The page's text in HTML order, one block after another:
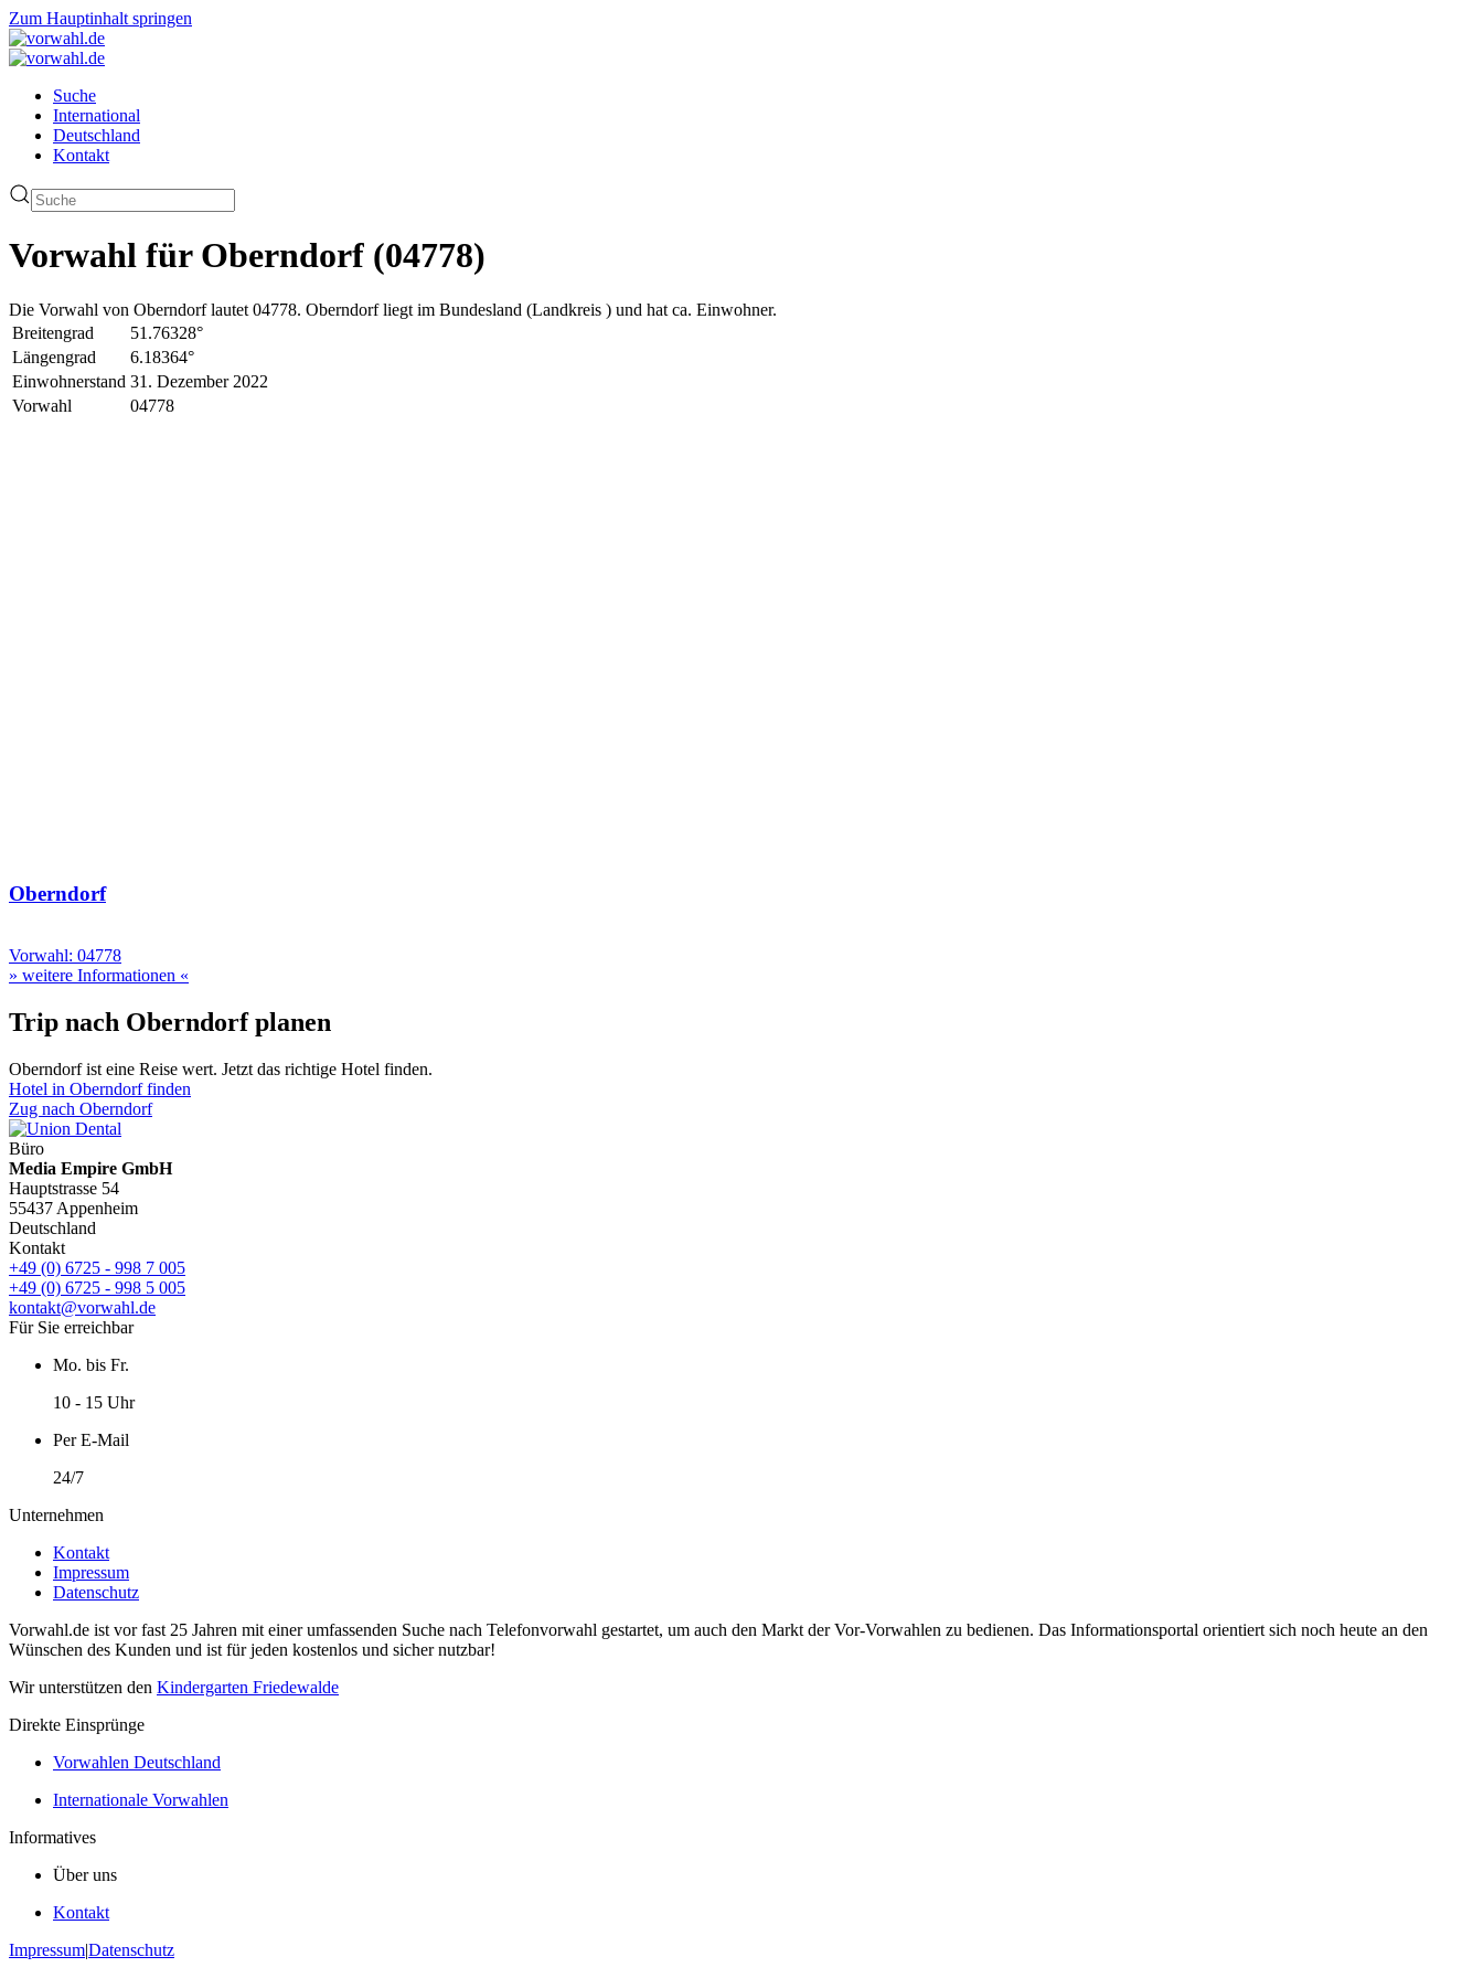
Zum Hauptinhalt springen
Suche
International
Deutschland
Kontakt
Vorwahl für Oberndorf (04778)
Die Vorwahl von Oberndorf lautet 04778. Oberndorf liegt im Bundesland (Landkreis ) und hat ca. Einwohner.
Breitengrad
51.76328°
Längengrad
6.18364°
Einwohnerstand 31. Dezember 2022
Vorwahl
04778
Oberndorf
Vorwahl: 04778
» weitere Informationen «
Trip nach Oberndorf planen
Oberndorf ist eine Reise wert. Jetzt das richtige Hotel finden.
Hotel in Oberndorf finden
Zug nach Oberndorf
Büro
Media Empire GmbH
Hauptstrasse 54
55437 Appenheim
Deutschland
Kontakt
+49 (0) 6725 - 998 7 005
+49 (0) 6725 - 998 5 005
kontakt@vorwahl.de
Für Sie erreichbar
Mo. bis Fr.
10 - 15 Uhr
Per E-Mail
24/7
Unternehmen
Kontakt
Impressum
Datenschutz
Vorwahl.de ist vor fast 25 Jahren mit einer umfassenden Suche nach Telefonvorwahl gestartet, um auch den Markt der Vor-Vorwahlen zu bedienen. Das Informationsportal orientiert sich noch heute an den
Wünschen des Kunden und ist für jeden kostenlos und sicher nutzbar!
Wir unterstützen den Kindergarten Friedewalde
Direkte Einsprünge
Vorwahlen Deutschland
Internationale Vorwahlen
Informatives
Über uns
Kontakt
Impressum|Datenschutz